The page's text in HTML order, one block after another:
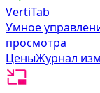
VertiTab
Умное
просмотра
ЦеныЖурнал